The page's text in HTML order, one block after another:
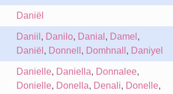
Daniël
Daniil , Danilo, Danial , Damel ,
Daniël , Donnell , Domhnall , Daniyel
Danielle, Daniella, Donnalee,
Donielle, Donella, Denali, Donelle,